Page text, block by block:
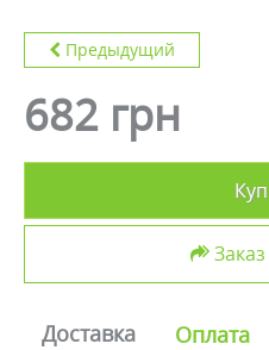
Предыдущий
682 грн
Доставка Оплата